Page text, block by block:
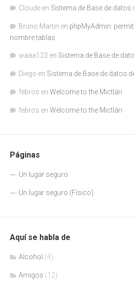
Cloude en Sistema de Base de datos
Bruno Martin en phpMyAdmin:
nombre tablas
waaa123 en Sistema de Base de
Diego en Sistema de Base de datos
febros en Welcome to the Mictlán
febros en Welcome to the Mictlán
Páginas
Un lugar seguro
Un lugar seguro (Físico)
Aquí se habla de
Alcohol (4)
Amigos (12)